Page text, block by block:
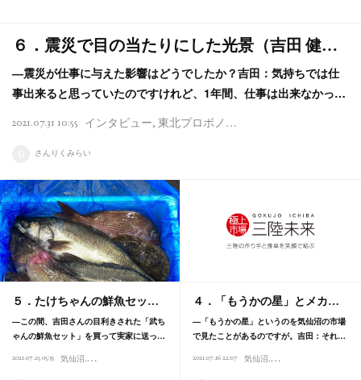
６．震災で目の当たりにした光景（吉田 健…
―震災が仕事に与えた影響はどうでしたか？吉田：気持ちでは仕
事出来ると思っていたのですけれど、1年間、仕事は出来なかっ…
2021.07.31 10:55 インタビュー 東北プロボノプロジェクト
さんりくみらい
５．たけちゃんの鮮魚セッ…
―この間、吉田さんの目利きされた「武ち
ゃんの鮮魚セット」を買って実家に送っ…
2021.07.25 05:35 気仙沼 インタビュー 東北プロボノプロジェクト カネヒデ吉田商店
４．「もうかの星」とメカ…
―「もうかの星」というのを気仙沼の市場
で見たことがあるのですが。吉田：それ…
2021.07.16 22:07 気仙沼 インタビュー